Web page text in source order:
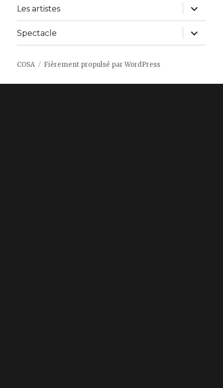
Les artistes
ouvrir
le
sous-
menu
Spectacle
ouvrir
le
sous-
COSA Fièrement propulsé par WordPress